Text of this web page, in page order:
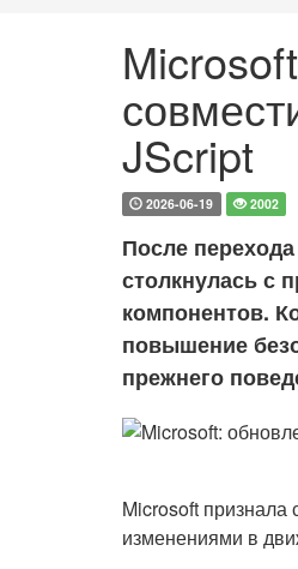
JScript
2026-06-19 2002
После
столкнулась с
компонентов.
повышение
прежнего
Microsoft
изменениями в